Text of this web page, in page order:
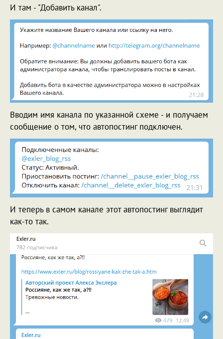
И там - "Добавить канал".
Вводим имя канала по указанной схеме - и получаем
сообщение о том, что автопостинг подключен.
И теперь в самом канале этот автопостинг выглядит
как-то так.